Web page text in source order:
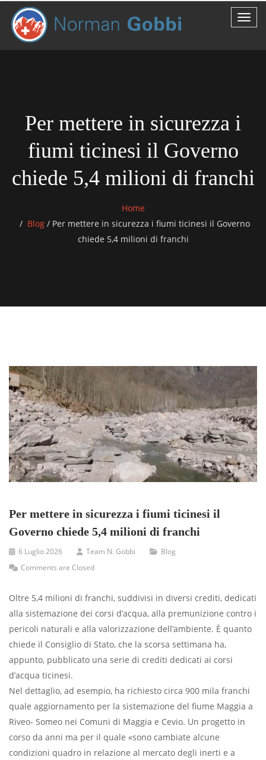
Per mettere in sicurezza i
fiumi ticinesi il Governo
chiede 5,4 milioni di franchi
Home
Blog /Per mettere in sicurezza i fiumi ticinesi il Governo
chiede 5,4 milioni di franchi
Per mettere in sicurezza i fiumi ticinesi il
Governo chiede 5,4 milioni di franchi
6 Luglio 2026 Team N. Gobbi
Blog
Comments are Closed
Oltre 5,4 milioni di franchi, suddivisi in diversi crediti, dedicati
alla sistemazione dei corsi d’acqua, alla premunizione contro i
pericoli naturali e alla valorizzazione dell’ambiente. È quanto
chiede il Consiglio di Stato, che la scorsa settimana ha,
appunto, pubblicato una serie di crediti dedicati ai corsi
d’acqua ticinesi.
Nel dettaglio, ad esempio, ha richiesto circa 900 mila franchi
quale aggiornamento per la sistemazione del fiume Maggia a
Riveo- Someo nei Comuni di Maggia e Cevio. Un progetto in
corso da anni ma per il quale «sono cambiate alcune
condizioni quadro in relazione al mercato degli inerti e a